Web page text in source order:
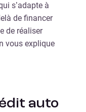
s’adapte à
de financer
de réaliser
vous explique
auto